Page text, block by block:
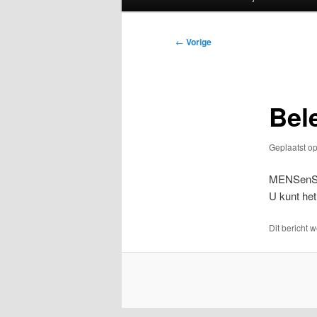
Bericht
← Vorige
Geplaatst op
U kunt het
Dit bericht